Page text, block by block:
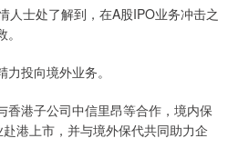
士处了解到，在A股IPO业务冲击之
投向境外业务。
港子公司中信里昂等合作，境内保
港上市，并与境外保代共同助力企